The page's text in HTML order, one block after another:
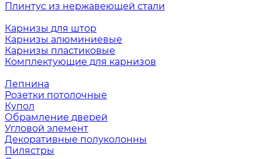
Плинтус из нержавеющей стали
Карнизы для штор
Карнизы алюминиевые
Карнизы пластиковые
Комплектующие для карнизов
Лепнина
Розетки потолочные
Купол
Обрамление дверей
Угловой элемент
Декоративные полуколонны
Пилястры